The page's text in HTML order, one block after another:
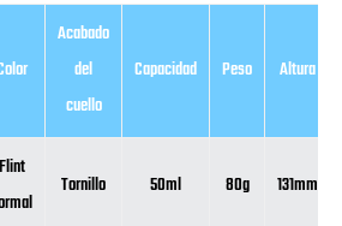
Acabado
del
cuello
Capacidad Peso Altura
Flint
Tornillo 50ml 80g 131mm